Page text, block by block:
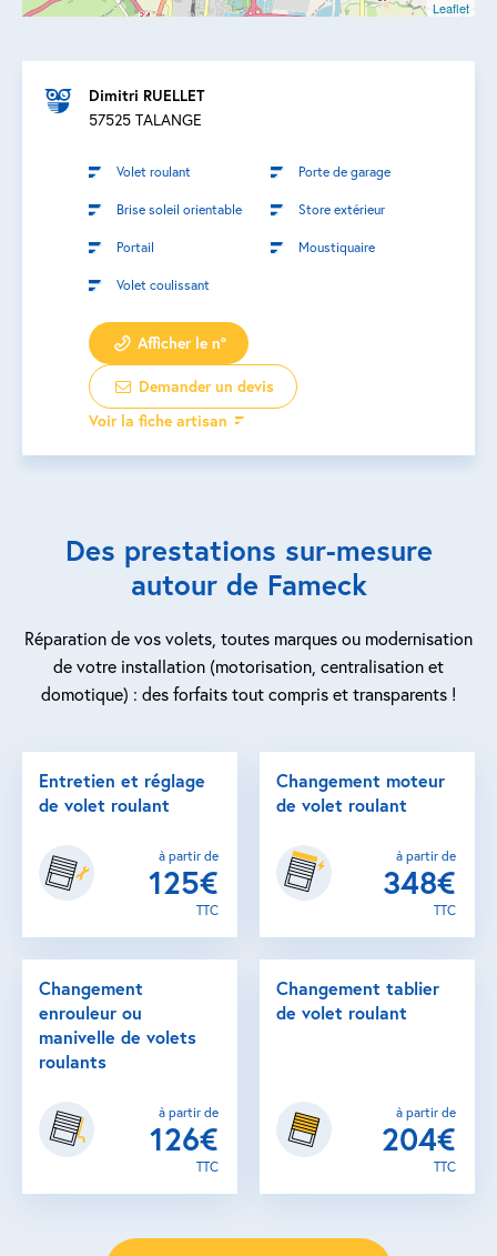
Leaflet
Dimitri RUELLET
57525 TALANGE
Volet roulant Porte de garage
Brise soleil orientable Store extérieur
Portail Moustiquaire
Volet coulissant
Afficher le n°
Demander un devis
Voir la fiche artisan
Des prestations sur-mesure
autour de Fameck
Réparation de vos volets, toutes marques ou modernisation
de votre installation (motorisation, centralisation et
domotique) : des forfaits tout compris et transparents !
Entretien et réglage
de volet roulant
à partir de
125€
TTC
Changement moteur
de volet roulant
à partir de
348€
TTC
Changement
enrouleur ou
manivelle de volets
roulants
à partir de
126€
TTC
Changement tablier
de volet roulant
à partir de
204€
TTC